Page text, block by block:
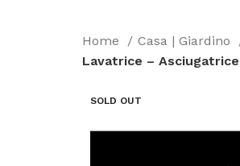
Home Casa | Giardino
Lavatrice – Asciugatrice
SOLD OUT